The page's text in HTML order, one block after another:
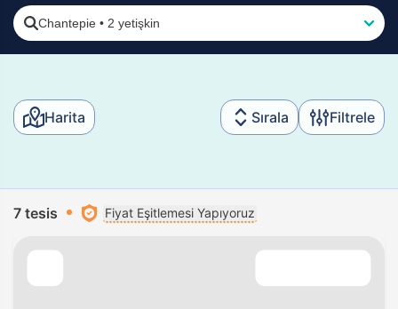
Chantepie • 2 yetişkin
Harita Sırala Filtrele
7 tesis Fiyat Eşitlemesi Yapıyoruz